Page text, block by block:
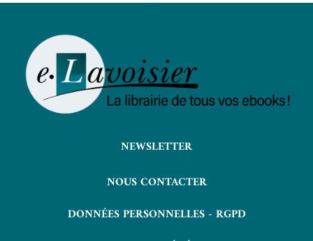
NEWSLETTER
NOUS CONTACTER
DONNÉES PERSONNELLES - RGPD